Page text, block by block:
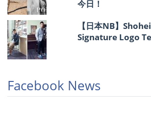
今日！
【日本NB】
Signature Logo
Facebook News